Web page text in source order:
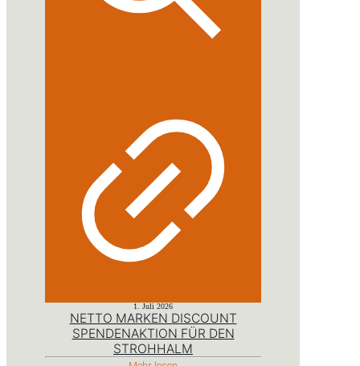
1. Juli 2026
NETTO MARKEN DISCOUNT
SPENDENAKTION FÜR DEN
STROHHALM